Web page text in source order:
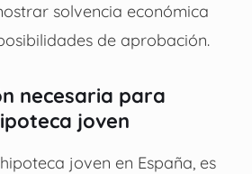
solvencia económica
de aprobación.
necesaria para
joven
joven en España, es